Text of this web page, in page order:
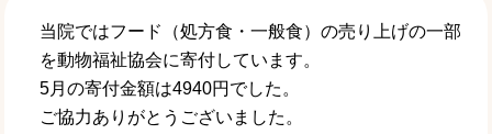
当院ではフード（処方食・一般食）の売り上げの一部
を動物福祉協会に寄付しています。
5月の寄付金額は4940円でした。
ご協力ありがとうございました。